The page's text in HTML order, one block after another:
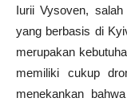
Iurii Vysoven,
yang berbasis di
merupakan
memiliki cukup
menekankan